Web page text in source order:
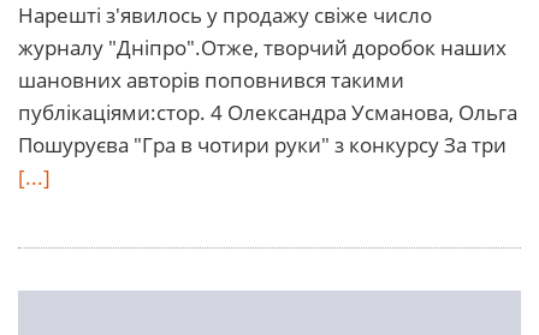
Нарешті з'явилось у продажу свіже число
журналу "Дніпро".Отже, творчий доробок наших
шановних авторів поповнився такими
публікаціями:стор. 4 Олександра Усманова, Ольга
Пошуруєва "Гра в чотири руки" з конкурсу За три
[...]